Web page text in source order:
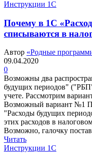
Инструкции 1С
Почему в 1С
списываются в
Автор «Родные
09.04.2020
0
Возможны два
будущих периодов"
учете. Рассмотрим
Возможный вариант №1
"Расходы будущих
этих расходов в
Возможно, галочку
Читать
Инструкции 1С